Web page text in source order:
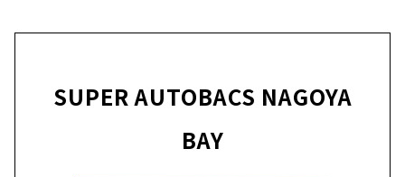
SUPER AUTOBACS NAGOYA
BAY